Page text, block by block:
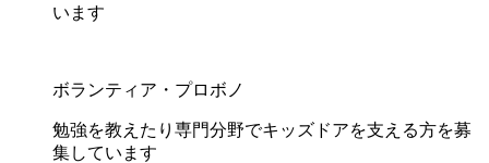
います
ボランティア・プロボノ
勉強を教えたり専門分野でキッズドアを支える方を募
集しています